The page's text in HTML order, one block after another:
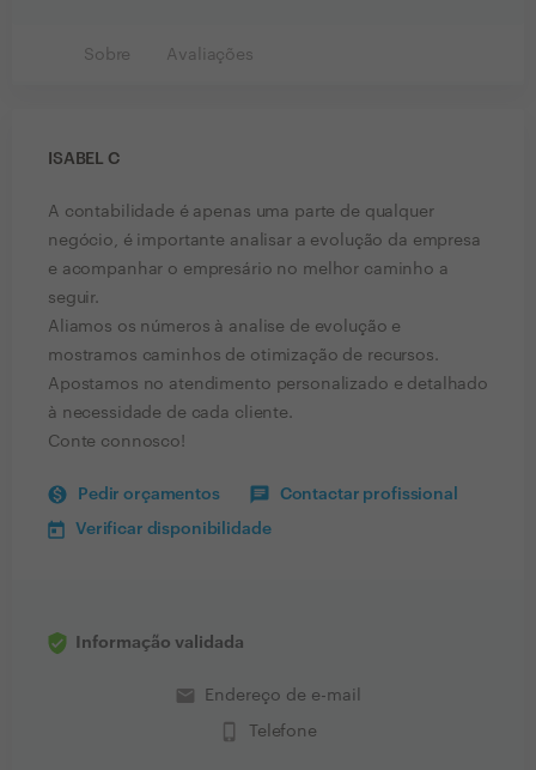
Sobre Avaliações
ISABEL C
A contabilidade é apenas uma parte de qualquer
negócio, é importante analisar a evolução da empresa
e acompanhar o empresário no melhor caminho a
seguir.
Aliamos os números à analise de evolução e
mostramos caminhos de otimização de recursos.
Apostamos no atendimento personalizado e detalhado
à necessidade de cada cliente.
Conte connosco!
Pedir orçamentos Contactar profissional
Verificar disponibilidade
Informação validada
email Endereço de e-mail
phone_iphone Telefone